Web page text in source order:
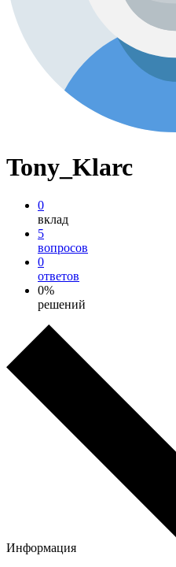
Tony_Klarc
0
вклад
5
вопросов
0
ответов
0%
решений
Информация